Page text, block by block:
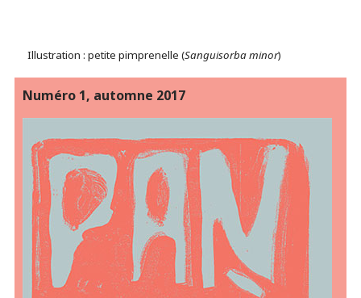
Numéro 1, automne 2017
Illustration : petite pimprenelle (Sanguisorba minor)